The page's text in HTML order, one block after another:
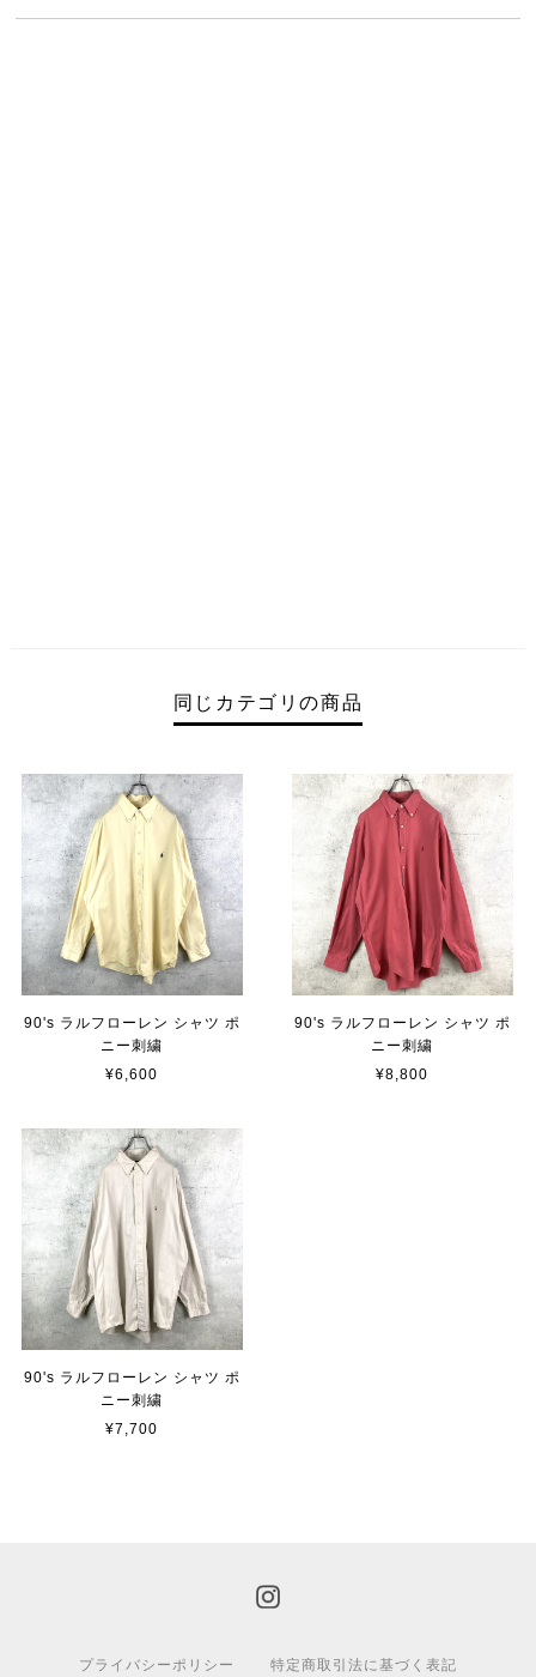
同じカテゴリの商品
90's ラルフローレン シャツ ポ
ニー刺繍
¥6,600
90's ラルフローレン シャツ ポ
ニー刺繍
¥8,800
90's ラルフローレン シャツ ポ
ニー刺繍
¥7,700
プライバシーポリシー 特定商取引法に基づく表記